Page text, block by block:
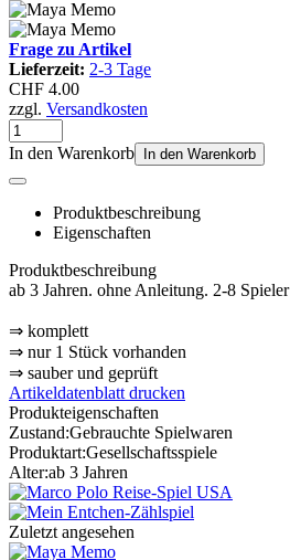
Frage zu Artikel
Lieferzeit: 2-3 Tage
CHF 4.00
zzgl. Versandkosten
In den Warenkorb In den Warenkorb
Produktbeschreibung
Eigenschaften
Produktbeschreibung
ab 3 Jahren. ohne Anleitung. 2-8 Spieler
⇒ komplett
⇒ nur 1 Stück vorhanden
⇒ sauber und geprüft
Artikeldatenblatt drucken
Produkteigenschaften
Zustand:Gebrauchte Spielwaren
Produktart:Gesellschaftsspiele
Alter:ab 3 Jahren
Zuletzt angesehen